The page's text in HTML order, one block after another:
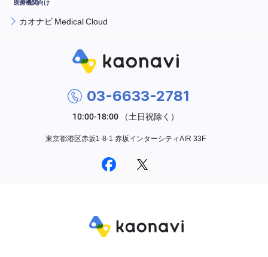
カオナビ Medical Cloud
03-6633-2781
東京都港区赤坂1-8-1 赤坂インターシティAIR 33F